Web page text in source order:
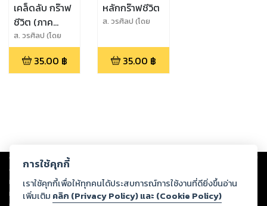
เคล็ดลับ กร๊าฟ
ชีวิต (ภาค
พิสดาร)
ส. วรศิลป (โดย
เขษมบรรณกิจ)
35.00 ฿
หลักกร๊าฟชีวิต
ส. วรศิลป (โดย
35.00 ฿
Copyright © 2026
ต่อผลงานหรือเนื้อหาใดที่อัปโหลดผ่านเว็บไซต์และปรากฏว่าละเมิดสิทธิใน
ทรัพย์สินทางปัญญาของบุคคลอื่นหรือขัดต่อกฎหมายและศีลธรรม ดังนั้น ผู้อ่าน
ทุกท่านโปรดใช้วิจารณญาณในการกลั่นกรองด้วยตนเอง และหากท่านพบว่าส่วน
การใช้คุกกี้
เราใช้คุกกี้เพื่อให้ทุกคนได้ประสบการณ์การใช้งานที่ดียิ่งขึ้นอ่าน
เพิ่มเติม คลิก (Privacy Policy) และ (Cookie Policy)